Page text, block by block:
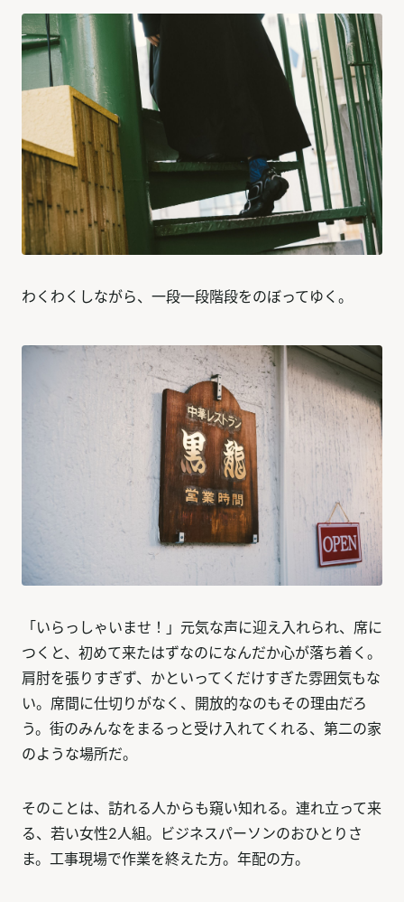
わくわくしながら、一段一段階段をのぼってゆく。
「いらっしゃいませ！」元気な声に迎え入れられ、席に
つくと、初めて来たはずなのになんだか心が落ち着く。
肩肘を張りすぎず、かといってくだけすぎた雰囲気もな
い。席間に仕切りがなく、開放的なのもその理由だろ
う。街のみんなをまるっと受け入れてくれる、第二の家
のような場所だ。
そのことは、訪れる人からも窺い知れる。連れ立って来
る、若い女性2人組。ビジネスパーソンのおひとりさ
ま。工事現場で作業を終えた方。年配の方。